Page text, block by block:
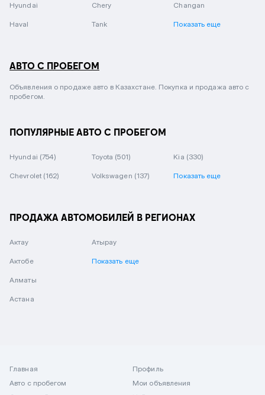
Hyundai Chery Changan
Haval Tank Показать еще
АВТО С ПРОБЕГОМ
Объявления о продаже авто в Казахстане. Покупка и продажа авто с
пробегом.
ПОПУЛЯРНЫЕ АВТО С ПРОБЕГОМ
Hyundai (754) Toyota (501) Kia (330)
Chevrolet (162) Volkswagen (137) Показать еще
ПРОДАЖА АВТОМОБИЛЕЙ В РЕГИОНАХ
Актау
Актобе
Алматы
Астана
Атырау
Показать еще
Главная
Авто с пробегом
Профиль
Мои объявления